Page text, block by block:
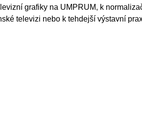
grafiky na UMPRUM, k
televizi nebo k tehdejší výstavní